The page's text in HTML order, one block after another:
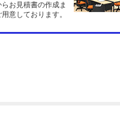
らお見積書の作成ま
意しております。